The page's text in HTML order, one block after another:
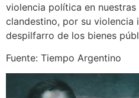
violencia política en
clandestino, por su violencia
despilfarro de los bienes
Fuente: Tiempo Argentino